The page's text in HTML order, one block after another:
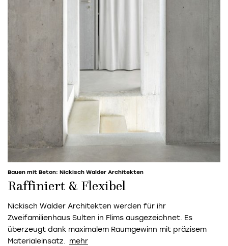
Bauen mit Beton: Nickisch Walder Architekten
Raffiniert & Flexibel
Nickisch Walder Architekten werden für ihr
Zweifamilienhaus Sulten in Flims ausgezeichnet. Es
überzeugt dank maximalem Raumgewinn mit präzisem
Materialeinsatz.